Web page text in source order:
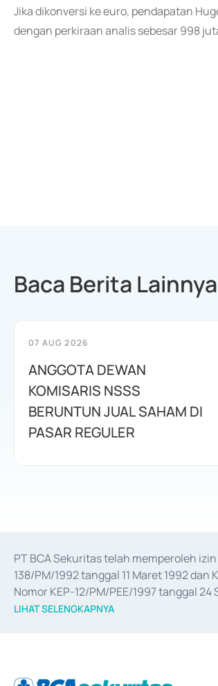
Jika dikonversi ke euro, pendapatan
dengan perkiraan analis sebesar 998
Baca Berita Lainnya
07 AUG 2026
ANGGOTA DEWAN
KOMISARIS NSSS
BERUNTUN JUAL SAHAM DI
PASAR REGULER
PT BCA Sekuritas telah memperoleh
138/PM/1992 tanggal 11 Maret 1992
Nomor KEP-12/PM/PEE/1997 tanggal
merger, akuisisi, divestasi, dan
LIHAT SELENGKAPNYA